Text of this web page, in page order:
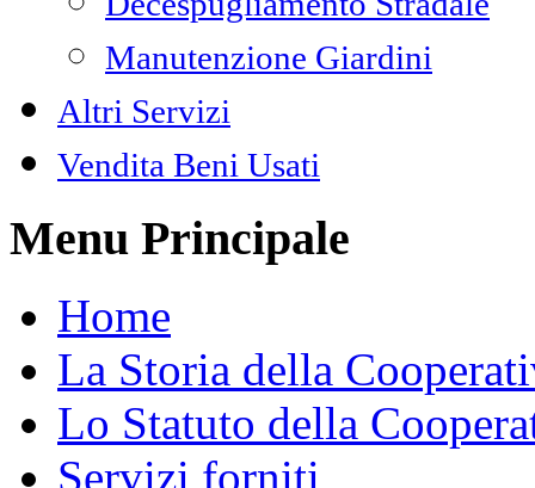
Manutenzione Giardini
Altri Servizi
Vendita Beni Usati
Menu Principale
Home
La Storia della
Lo Statuto della
Servizi forniti